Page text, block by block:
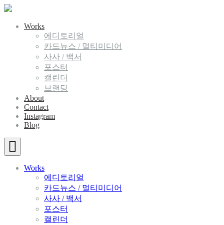
Works
에디토리얼
카드뉴스 / 멀티미디어
사사 / 백서
포스터
캘린더
브랜딩
About
Contact
Instagram
Blog
Works
에디토리얼
카드뉴스 / 멀티미디어
사사 / 백서
포스터
캘린더